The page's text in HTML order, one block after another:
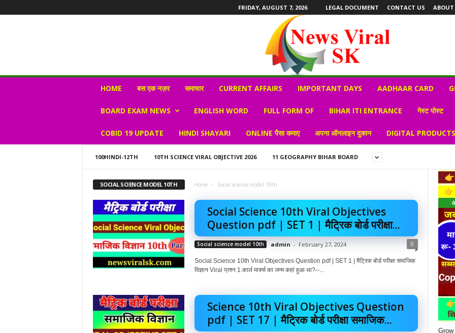
FRIDAY, AUGUST 7, 2026 LEGAL DOCUMENT CONTACT US ABOUT
r
HOME बस एक नज़र समाचार CURRENT AFFAIRS IMPORTANT DAYS AADHAAR CARD
BOARD EXAM NEWS ENGLISH WORD FULL FORM OF BIHAR ITI ENTRANCE गेस्ट पोस्ट
COBID 19 UPDATE HINDI SHAYARI ONLINE पैसा कमाए अपना ऑनलाइन दुकान DIGITAL
100HINDI-12TH 10TH SCIENCE VIRAL OBJECTIVE 2026 11 GEOGRAPHY BIHAR BOARD
SOCIAL SCIENCE MODEL 10TH Home Social science model 10th
Social Science 10th Viral Objectives
Question pdf | SET 1 | मैट्रिक बोर्ड परीक्षा...
Social science model 10th admin - February 27, 2024 0
Social Science 10th Viral Objectives Question pdf | SET 1 | मैट्रिक बोर्ड परीक्षा समाजिक
विज्ञान Viral प्रश्न 1.कार्ल मार्क्स का जन्म कहां हुआ था?--...
Science 10th Viral Objectives Question
pdf | SET 17 | मैट्रिक बोर्ड परीक्षा समाजिक...